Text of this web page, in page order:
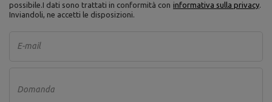
possibile.I dati sono trattati in conformità con informativa sulla privacy.
Inviandoli, ne accetti le disposizioni.
E-mail
Domanda